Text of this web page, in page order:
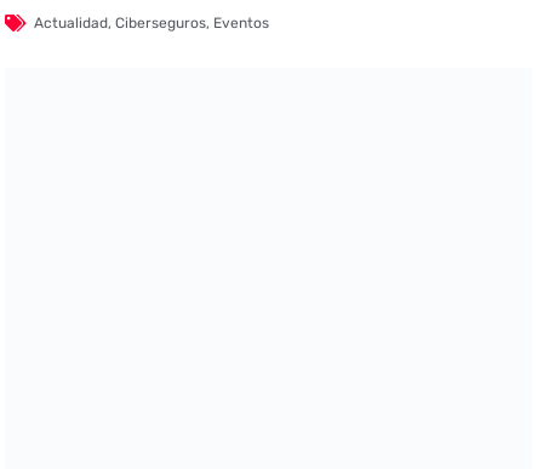
Actualidad,Ciberseguros, Eventos